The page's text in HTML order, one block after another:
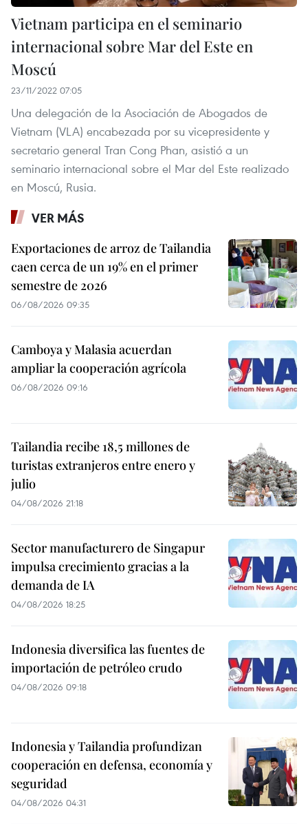
Vietnam participa en el seminario
internacional sobre Mar del Este en
Moscú
23/11/2022 07:05
Una delegación de la Asociación de Abogados de
Vietnam (VLA) encabezada por su vicepresidente y
secretario general Tran Cong Phan, asistió a un
seminario internacional sobre el Mar del Este realizado
en Moscú, Rusia.
VER MÁS
Exportaciones de arroz de Tailandia
caen cerca de un 19% en el primer
semestre de 2026
06/08/2026 09:35
Camboya y Malasia acuerdan
ampliar la cooperación agrícola
06/08/2026 09:16
Tailandia recibe 18,5 millones de
turistas extranjeros entre enero y
julio
04/08/2026 21:18
Sector manufacturero de Singapur
impulsa crecimiento gracias a la
demanda de IA
04/08/2026 18:25
Indonesia diversifica las fuentes de
importación de petróleo crudo
04/08/2026 09:18
Indonesia y Tailandia profundizan
cooperación en defensa, economía y
seguridad
04/08/2026 04:31